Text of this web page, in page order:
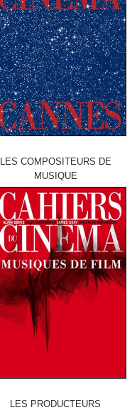
LES COMPOSITEURS DE
MUSIQUE
LES PRODUCTEURS